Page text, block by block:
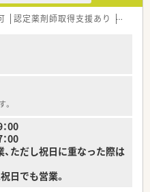
認定薬剤師取得支援あり 積雪な
00
00
、ただし祝日に重なった際は
日でも営業。